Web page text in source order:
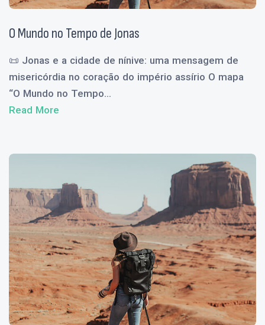
O Mundo no Tempo de Jonas
📜 Jonas e a cidade de nínive: uma mensagem de
misericórdia no coração do império assírio O mapa
“O Mundo no Tempo...
Read More